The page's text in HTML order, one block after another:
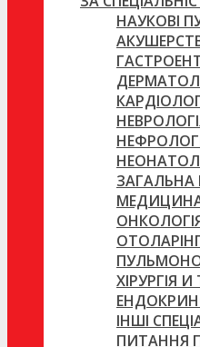
НАУКОВІ
ХІРУРГІЯ
ІНШІ
ПИТАННЯ